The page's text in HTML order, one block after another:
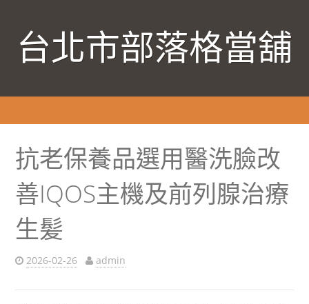
台北市部落格當舖
抗老保養品選用醫洗臉改
善IQOS主機及前列腺治療
生髪
2026-02-26 admin